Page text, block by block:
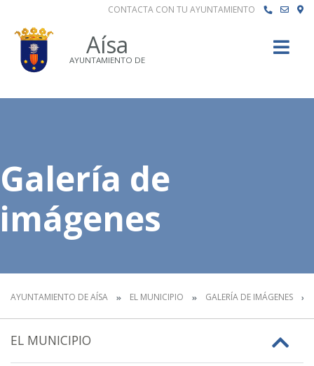
CONTACTA CON TU AYUNTAMIENTO
Aísa
AYUNTAMIENTO DE
Galería de
imágenes
AYUNTAMIENTO DE AÍSA EL MUNICIPIO GALERÍA DE IMÁGENES
EL MUNICIPIO